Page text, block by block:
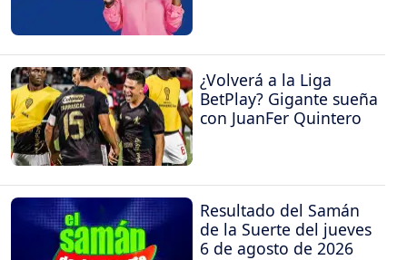
¿Volverá a la Liga
BetPlay? Gigante sueña
con JuanFer Quintero
Resultado del Samán
de la Suerte del jueves
6 de agosto de 2026